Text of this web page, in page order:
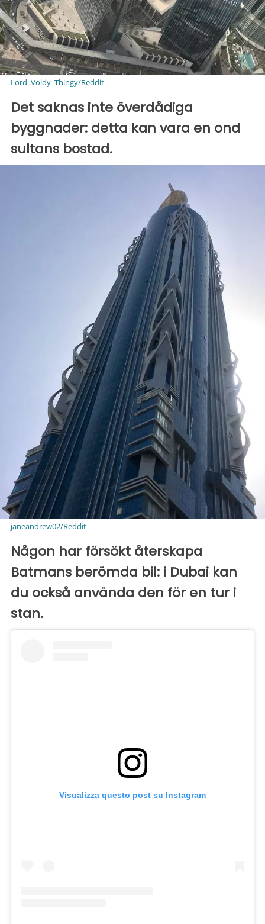
Lord_Voldy_Thingy/Reddit
Det saknas inte överdådiga
byggnader: detta kan vara en ond
sultans bostad.
janeandrew02/Reddit
Någon har försökt återskapa
Batmans berömda bil: i Dubai kan
du också använda den för en tur i
stan.
Visualizza questo post su Instagram